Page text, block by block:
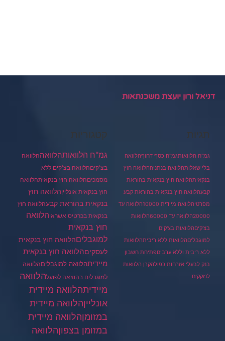
דניאל ורון יועצת משכנתאות
תגיות
גמ"ח הלוואותגמ"ח כסף דחוףהלוואה
בלי שאלותהלוואה בנתניההלוואה חוץ
בנקאיתהלוואה חוץ בנקאית בהוראת
קבעהלוואה חוץ בנקאית בהוראת קבע
מפרטיהלוואה מיידית 10000
הלוואה עד
20000הלוואה עד 60000
הלוואות
בצ'קיםהלוואות בצ'קים
למוגבליםהלוואות ללא ריביתהלוואות
ללא ריבית וללא ערביםפתיחת חשבון
בנק לבעלי אזרחות כפולהקרן הלוואות
לנזקקים
קטגוריות
גמ"ח הלוואותהלוואההלוואה
בצ'קיםהלוואה בצ'קים ללא
מסמכיםהלוואה חוץ בנקאיתהלוואה
חוץ בנקאית אונלייןהלוואה חוץ
בנקאית בהוראת קבעהלוואה חוץ
בנקאית בכרטיס אשראיהלוואה
חוץ בנקאית
למוגבליםהלוואה חוץ בנקאית
לעסקיםהלוואה חוץ בנקאית
מיידיתהלוואה למוגבליםהלוואה
למוגבלים בהוצאה לפועלהלוואה
מיידיתהלוואה מיידית
אונלייןהלוואה מיידית
במזומןהלוואה מיידית
במזומן בצפוןהלוואה